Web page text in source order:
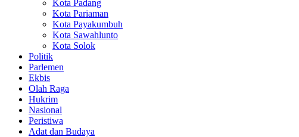
Kota Padang
Kota Pariaman
Kota Payakumbuh
Kota Sawahlunto
Kota Solok
Politik
Parlemen
Ekbis
Olah Raga
Hukrim
Nasional
Peristiwa
Adat dan Budaya